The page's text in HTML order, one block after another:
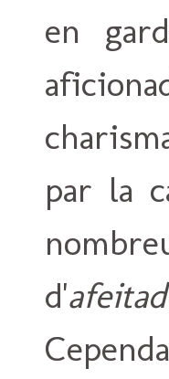
en
par la
d'